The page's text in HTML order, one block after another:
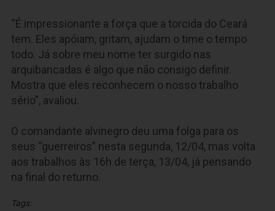
“É impressionante a força que a torcida do Ceará
tem. Eles apóiam, gritam, ajudam o time o tempo
todo. Já sobre meu nome ter surgido nas
arquibancadas é algo que não consigo definir.
Mostra que eles reconhecem o nosso trabalho
sério”, avaliou.
O comandante alvinegro deu uma folga para os
seus “guerreiros” nesta segunda, 12/04, mas volta
aos trabalhos às 16h de terça, 13/04, já pensando
na final do returno.
Tags: